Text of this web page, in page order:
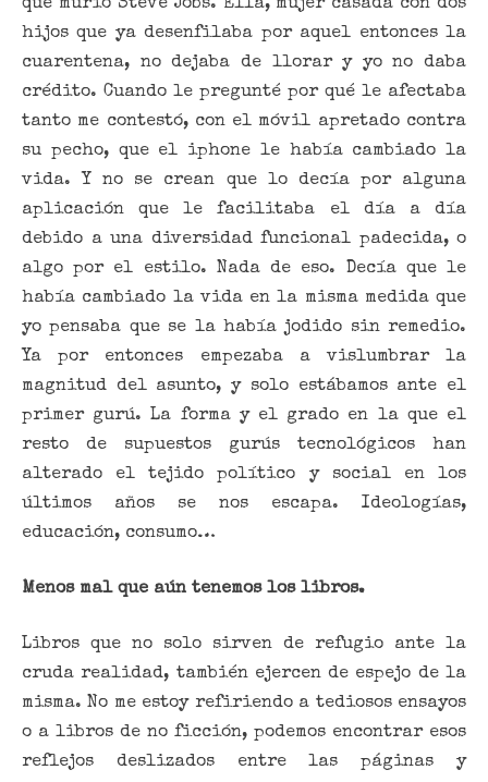
que murió Steve Jobs. Ella, mujer casada con dos
hijos que ya desenfilaba por aquel entonces la
cuarentena, no dejaba de llorar y yo no daba
crédito. Cuando le pregunté por qué le afectaba
tanto me contestó, con el móvil apretado contra
su pecho, que el iphone le había cambiado la
vida. Y no se crean que lo decía por alguna
aplicación que le facilitaba el día a día
debido a una diversidad funcional padecida, o
algo por el estilo. Nada de eso. Decía que le
había cambiado la vida en la misma medida que
yo pensaba que se la había jodido sin remedio.
Ya por entonces empezaba a vislumbrar la
magnitud del asunto, y solo estábamos ante el
primer gurú. La forma y el grado en la que el
resto de supuestos gurús tecnológicos han
alterado el tejido político y social en los
últimos años se nos escapa. Ideologías,
educación, consumo…
Menos mal que aún tenemos los libros.
Libros que no solo sirven de refugio ante la
cruda realidad, también ejercen de espejo de la
misma. No me estoy refiriendo a tediosos ensayos
o a libros de no ficción, podemos encontrar esos
reflejos deslizados entre las páginas y